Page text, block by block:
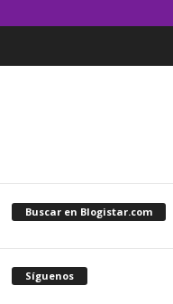
Buscar en Blogistar.com
Síguenos